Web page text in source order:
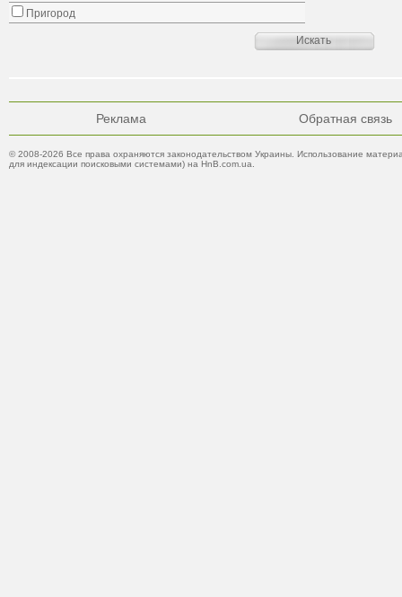
Пригород
Реклама Обратная связь
© 2008-2026 Все права охраняются законодательством Украины. Использование
для индексации поисковыми системами) на HnB.com.ua.